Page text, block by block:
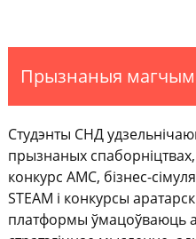
Прызнаныя
Студэнты СНД
прызнаных
конкурс AMC, бізнес-
STEAM і конкурсы
платформы ўмацоўваюць